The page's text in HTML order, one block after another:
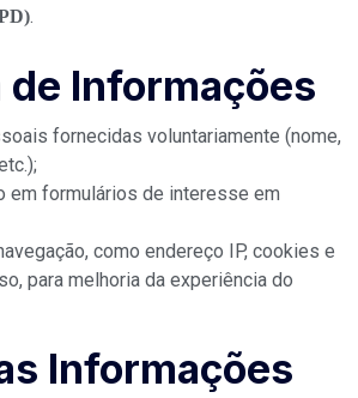
.
de Informações
fornecidas voluntariamente (nome,
em formulários de interesse em
como endereço IP, cookies e
para melhoria da experiência do
Informações